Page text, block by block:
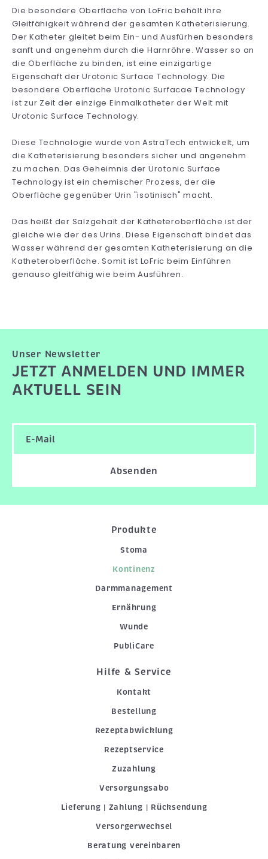
Die besondere Oberfläche von LoFric behält ihre
Gleitfähigkeit während der gesamten Katheterisierung.
Der Katheter gleitet beim Ein- und Ausfürhen besonders
sanft und angenehm durch die Harnröhre. Wasser so an
die Oberfläche zu binden, ist eine einzigartige
Eigenschaft der Urotonic Surface Technology. Die
besondere Oberfläche Urotonic Surfacae Technology
ist zur Zeit der einzige Einmalkatheter der Welt mit
Urotonic Surface Technology.
Diese Technologie wurde von AstraTech entwickelt, um
die Katheterisierung besonders sicher und angenehm
zu machen. Das Geheimnis der Urotonic Surface
Technology ist ein chemischer Prozess, der die
Oberfläche gegenüber Urin "isotinisch" macht.
Das heißt der Salzgehalt der Katheteroberfläche ist der
gleiche wie der des Urins. Diese Eigenschaft bindet das
Wasser während der gesamten Katheterisierung an die
Katheteroberfläche. Somit ist LoFric beim Einführen
genauso gleitfähig wie beim Ausführen.
Unser Newsletter
JETZT ANMELDEN UND IMMER
AKTUELL SEIN
Absenden
Produkte
Stoma
Kontinenz
Darmmanagement
Ernährung
Wunde
PubliCare
Hilfe & Service
Kontakt
Bestellung
Rezeptabwicklung
Rezeptservice
Zuzahlung
Versorgungsabo
Lieferung | Zahlung | Rücksendung
Versorgerwechsel
Beratung vereinbaren